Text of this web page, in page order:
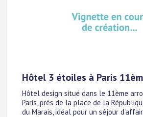
Hôtel 3 étoiles à Paris
Hôtel design situé dans le 11ème
Paris, près de la place de la
du Marais, idéal pour un séjour